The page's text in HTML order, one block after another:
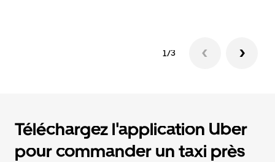
1/3
Téléchargez l'application Uber
pour commander un taxi près